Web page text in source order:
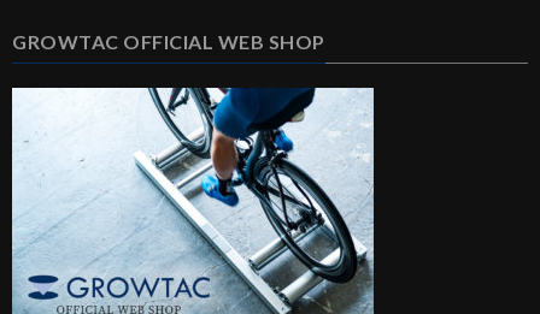
GROWTAC OFFICIAL WEB SHOP